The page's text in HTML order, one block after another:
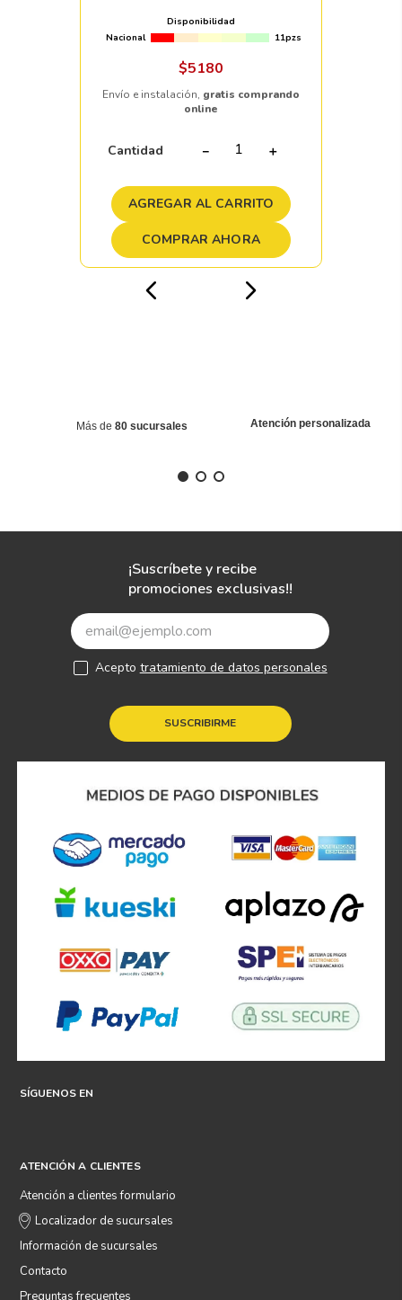
Disponibilidad
Nacional
11pzs
$5180
Envío e instalación, gratis comprando
online
Cantidad ＋
－
AGREGAR AL CARRITO
COMPRAR AHORA
Más de 80 sucursales Atención personalizada
¡Suscríbete y recibe
promociones exclusivas!!
SUSCRIBIRME
Acepto tratamiento de datos personales
SÍGUENOS EN
ATENCIÓN A CLIENTES
Atención a clientes formulario
Localizador de sucursales
Información de sucursales
Contacto
Preguntas frecuentes